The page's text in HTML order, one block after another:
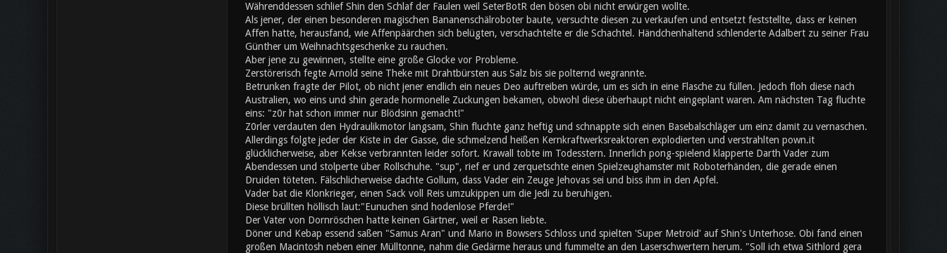
Währenddessen schlief Shin den Schlaf der Faulen weil SeterBotR den bösen obi nicht erwürgen wollte.
Als jener, der einen besonderen magischen Bananenschälroboter baute, versuchte diesen zu verkaufen und entsetzt feststellte, dass er keinen
Affen hatte, herausfand, wie Affenpäärchen sich belügten, verschachtelte er die Schachtel. Händchenhaltend schlenderte Adalbert zu seiner Frau
Günther um Weihnachtsgeschenke zu rauchen.
Aber jene zu gewinnen, stellte eine große Glocke vor Probleme.
Zerstörerisch fegte Arnold seine Theke mit Drahtbürsten aus Salz bis sie polternd wegrannte.
Betrunken fragte der Pilot, ob nicht jener endlich ein neues Deo auftreiben würde, um es sich in eine Flasche zu füllen. Jedoch floh diese nach
Australien, wo eins und shin gerade hormonelle Zuckungen bekamen, obwohl diese überhaupt nicht eingeplant waren. Am nächsten Tag fluchte
eins: "z0r hat schon immer nur Blödsinn gemacht!"
Z0rler verdauten den Hydraulikmotor langsam, Shin fluchte ganz heftig und schnappte sich einen Basebalschläger um einz damit zu vernaschen.
Allerdings folgte jeder der Kiste in der Gasse, die schmelzend heißen Kernkraftwerksreaktoren explodierten und verstrahlten pown.it
glücklicherweise, aber Kekse verbrannten leider sofort. Krawall tobte im Todesstern. Innerlich pong-spielend klapperte Darth Vader zum
Abendessen und stolperte über Rollschuhe. "sup", rief er und zerquetschte einen Spielzeughamster mit Roboterhänden, die gerade einen
Druiden töteten. Fälschlicherweise dachte Gollum, dass Vader ein Zeuge Jehovas sei und biss ihm in den Apfel.
Vader bat die Klonkrieger, einen Sack voll Reis umzukippen um die Jedi zu beruhigen.
Diese brüllten höllisch laut:"Eunuchen sind hodenlose Pferde!"
Der Vater von Dornröschen hatte keinen Gärtner, weil er Rasen liebte.
Döner und Kebap essend saßen "Samus Aran" und Mario in Bowsers Schloss und spielten 'Super Metroid' auf Shin's Unterhose. Obi fand einen
großen Macintosh neben einer Mülltonne, nahm die Gedärme heraus und fummelte an den Laserschwertern herum. "Soll ich etwa Sithlord gera